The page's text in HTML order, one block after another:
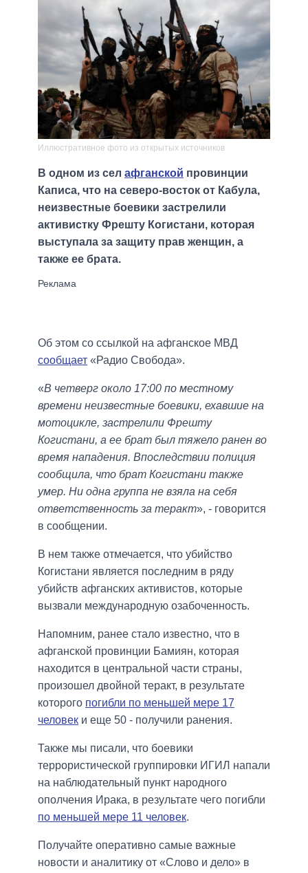
Иллюстративное фото из открытых источников
В одном из сел афганской провинции
Каписа, что на северо-восток от Кабула,
неизвестные боевики застрелили
активистку Фрешту Когистани, которая
выступала за защиту прав женщин, а
также ее брата.
Об этом со ссылкой на афганское МВД
сообщает «Радио Свобода».
«В четверг около 17:00 по местному
времени неизвестные боевики, ехавшие на
мотоцикле, застрелили Фрешту
Когистани, а ее брат был тяжело ранен во
время нападения. Впоследствии полиция
сообщила, что брат Когистани также
умер. Ни одна группа не взяла на себя
ответственность за теракт», - говорится
в сообщении.
В нем также отмечается, что убийство
Когистани является последним в ряду
убийств афганских активистов, которые
вызвали международную озабоченность.
Напомним, ранее стало известно, что в
афганской провинции Бамиян, которая
находится в центральной части страны,
произошел двойной теракт, в результате
которого погибли по меньшей мере 17
человек и еще 50 - получили ранения.
Также мы писали, что боевики
террористической группировки ИГИЛ напали
на наблюдательный пункт народного
ополчения Ирака, в результате чего погибли
по меньшей мере 11 человек.
Получайте оперативно самые важные
новости и аналитику от «Слово и дело» в